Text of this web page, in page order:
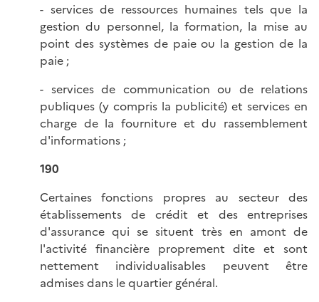
- services de ressources humaines tels que la
gestion du personnel, la formation, la mise au
point des systèmes de paie ou la gestion de la
paie ;
- services de communication ou de relations
publiques (y compris la publicité) et services en
charge de la fourniture et du rassemblement
d'informations ;
190
Certaines fonctions propres au secteur des
établissements de crédit et des entreprises
d'assurance qui se situent très en amont de
l'activité financière proprement dite et sont
nettement individualisables peuvent être
admises dans le quartier général.